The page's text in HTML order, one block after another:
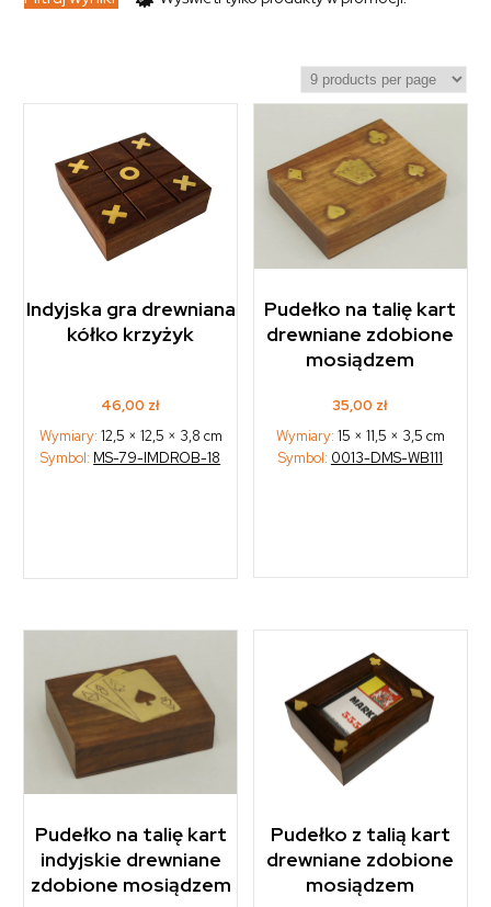
Indyjska gra drewniana
kółko krzyżyk
46,00 zł
Wymiary: 12,5 × 12,5 × 3,8 cm
Symbol: MS-79-IMDROB-18
Pudełko na talię kart
drewniane zdobione
mosiądzem
35,00 zł
Wymiary: 15 × 11,5 × 3,5 cm
Symbol: 0013-DMS-WB111
Pudełko na talię kart
indyjskie drewniane
zdobione mosiądzem
Pudełko z talią kart
drewniane zdobione
mosiądzem